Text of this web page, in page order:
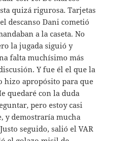
quizá rigurosa. Tarjetas
descanso Dani cometió
a la caseta. No
la jugada siguió y
falta muchísimo más
Y fue él el que la
hizo apropósito para que
quedaré con la duda
pero estoy casi
y demostraría mucha
seguido, salió el VAR